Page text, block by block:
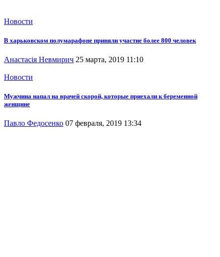
Новости
В харьковском полумарафоне приняли участие более 800 человек
Анастасія Невмирич 25 марта, 2019 11:10
Новости
Мужчина напал на врачей скорой, которые приехали к беременной
женщине
Павло Федосенко 07 февраля, 2019 13:34